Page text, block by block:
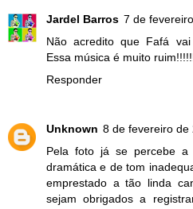
Jardel Barros 7 de
Não acredito que Fafá vai
Essa música é muito
Responder
Unknown 8 de fevereiro de
Pela foto já se percebe a
dramática e de tom
emprestado a tão linda
sejam obrigados a